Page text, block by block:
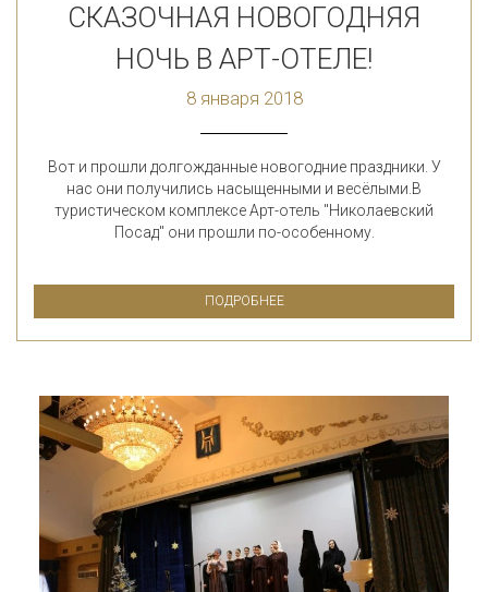
СКАЗОЧНАЯ НОВОГОДНЯЯ
НОЧЬ В АРТ-ОТЕЛЕ!
8 января 2018
Вот и прошли долгожданные новогодние праздники. У
нас они получились насыщенными и весёлыми.В
туристическом комплексе Арт-отель "Николаевский
Посад" они прошли по-особенному.
ПОДРОБНЕЕ